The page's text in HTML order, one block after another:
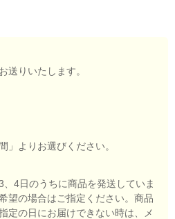
送りいたします。
」よりお選びください。
4日のうちに商品を発送していま
望の場合はご指定ください。商品
定の日にお届けできない時は、メ